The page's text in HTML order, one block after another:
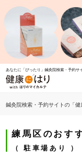
あなたに「ぴったり」鍼灸院検索・予約サ
鍼灸院検索・予約サイトの「
練馬区のおす
駐車場あり